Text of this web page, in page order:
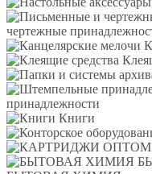
чертежные
принадлежности
Книги